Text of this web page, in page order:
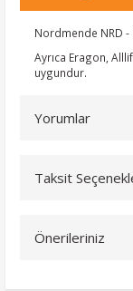
Nordmende NRD -
Ayrıca Eragon,
uygundur.
Yorumlar
Taksit
Önerileriniz